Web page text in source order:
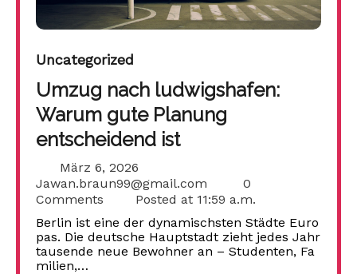
Uncategorized
Umzug nach ludwigshafen:
Warum gute Planung
entscheidend ist
März 6, 2026
Jawan.braun99@gmail.com
0
Comments
Posted at 11:59 a.m.
Berlin ist eine der dynamischsten Städte Euro
pas. Die deutsche Hauptstadt zieht jedes Jahr
tausende neue Bewohner an – Studenten, Fa
milien,…